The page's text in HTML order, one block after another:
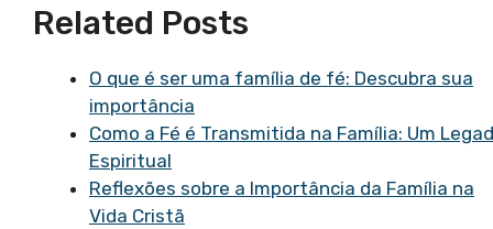
Related Posts
O que é ser uma família de fé: Descubra sua
importância
Como a Fé é Transmitida na Família: Um
Espiritual
Reflexões sobre a Importância da Família na
Vida Cristã